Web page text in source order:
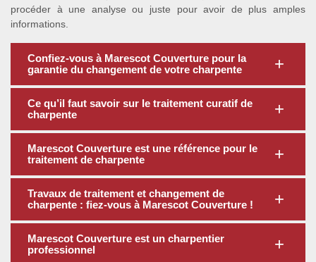
procéder à une analyse ou juste pour avoir de plus amples
informations.
Confiez-vous à Marescot Couverture pour la
garantie du changement de votre charpente
Ce qu’il faut savoir sur le traitement curatif de
charpente
Marescot Couverture est une référence pour le
traitement de charpente
Travaux de traitement et changement de
charpente : fiez-vous à Marescot Couverture !
Marescot Couverture est un charpentier
professionnel